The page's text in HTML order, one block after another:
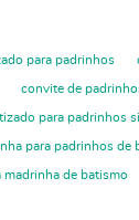
para padrinhos
convite de
para padrinhos
para padrinhos de
madrinha de batismo